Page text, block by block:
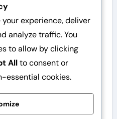
experience, deliver
analyze traffic. You
to allow by clicking
Allto consent or
essential cookies.